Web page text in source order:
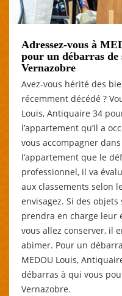
Adressez-vous à
pour un débarras de
Vernazobre
Avez-vous hérité des
récemment décédé ?
Louis, Antiquaire 34
l’appartement qu’il a
vous accompagner
l’appartement que le
professionnel, il va
aux classements selon
envisagez. Si des
prendra en charge leur
vous allez conserver, il
abimer. Pour un
MEDOU Louis,
débarras à qui vous
Vernazobre.